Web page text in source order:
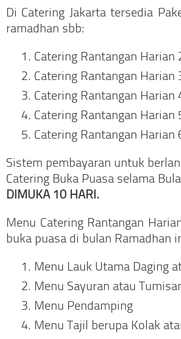
Di Catering Jakarta tersedia
ramadhan sbb:
Catering Rantangan
Catering Rantangan
Catering Rantangan
Catering Rantangan
Catering Rantangan
Sistem pembayaran untuk
Catering Buka Puasa selama
DIMUKA 10 HARI.
Menu Catering Rantangan
buka puasa di bulan Ramadhan
Menu Lauk Utama Daging
Menu Sayuran atau
Menu Pendamping
Menu Tajil berupa Kolak